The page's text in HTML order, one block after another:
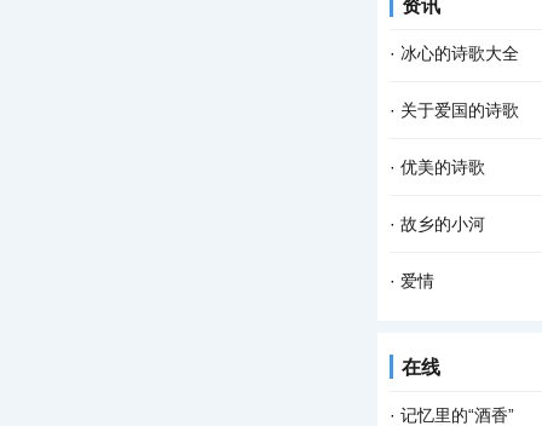
资讯
· 冰心的诗歌大全
1、假如我是个作家
说； 流水般过去了
· 关于爱国的诗歌
1、《一句话》 闻
默？ 说不定是突然
· 优美的诗歌
优美的诗歌：三月
仗 在巨幅的宽银幕
· 故乡的小河
故乡的小河 有急有
· 爱情
在线
· 记忆里的“酒香”